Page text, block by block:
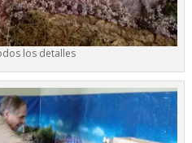
los detalles